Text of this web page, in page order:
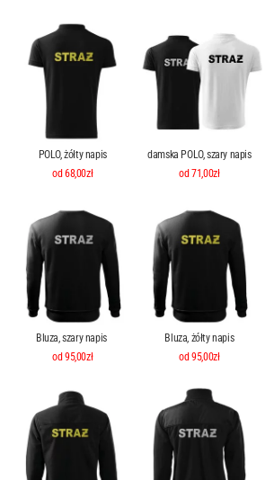
POLO, żółty napis
od 68,00zł
damska POLO, szary napis
od 71,00zł
Bluza, szary napis
od 95,00zł
Bluza, żółty napis
od 95,00zł